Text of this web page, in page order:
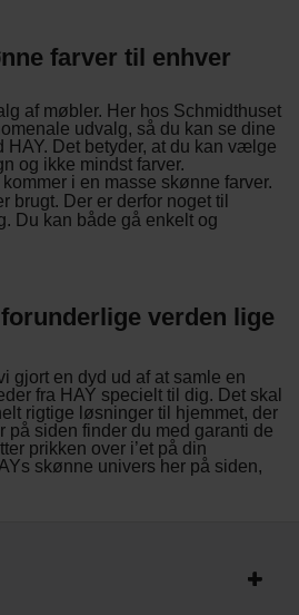
farver til enhver
af møbler. Her hos Schmidthuset
udvalg, så du kan se dine
HAY. Det betyder, at du kan vælge
og ikke mindst farver.
i en masse skønne farver.
brugt. Der er derfor noget til
Du kan både gå enkelt og
verden lige
gjort en dyd ud af at samle en
fra HAY specielt til dig. Det skal
rigtige løsninger til hjemmet, der
på siden finder du med garanti de
prikken over i’et på din
skønne univers her på siden,